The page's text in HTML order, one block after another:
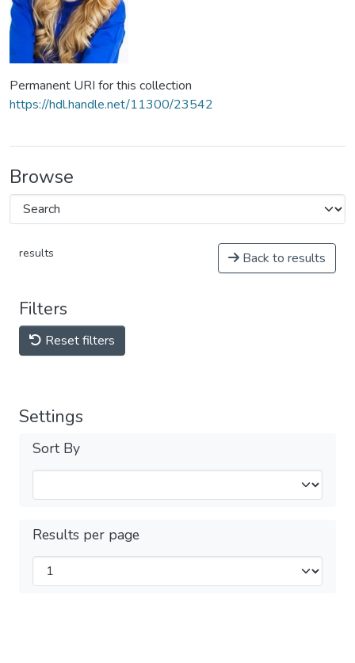
Permanent URI for this collection
https://hdl.handle.net/11300/23542
Browse
results Back to results
Filters
Reset filters
Settings
Sort By
Results per page